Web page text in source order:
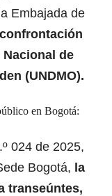
Embajada de
Nacional de
(UNDMO).
en Bogotá:
024 de 2025,
Bogotá, la
transeúntes,